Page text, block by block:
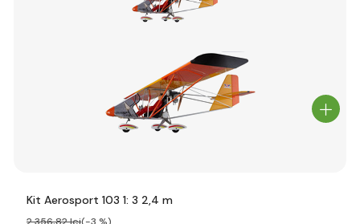
Kit Aerosport 103 1: 3 2,4 m